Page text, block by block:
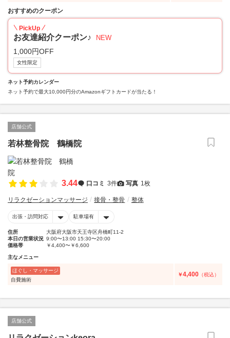
おすすめのクーポン
PickUp
お友達紹介クーポン♪ NEW
1,000円OFF
女性限定
ネット予約カレンダー
ネット予約で最大10,000円分のAmazonギフトカードが当たる！
店舗公式
若林整骨院 鶴橋院
3.44 口コミ 3件 写真 1枚
リラクゼーションマッサージ 接骨・整骨 整体
出張・訪問対応 駐車場有
住所
大阪府大阪市天王寺区舟橋町11-2
本日の営業状況 9:00〜13:00 15:30〜20:00
価格帯
￥4,400〜￥6,600
主なメニュー
ほぐし・マッサージ
自費施術
￥4,400 （税込）
店舗公式